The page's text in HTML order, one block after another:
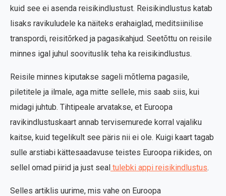
kuid see ei asenda reisikindlustust. Reisikindlustus katab
lisaks ravikuludele ka näiteks erahaiglad, meditsiinilise
transpordi, reisitõrked ja pagasikahjud. Seetõttu on reisile
minnes igal juhul soovituslik teha ka reisikindlustus.
Reisile minnes kiputakse sageli mõtlema pagasile,
piletitele ja ilmale, aga mitte sellele, mis saab siis, kui
midagi juhtub. Tihtipeale arvatakse, et Euroopa
ravikindlustuskaart annab tervisemurede korral vajaliku
kaitse, kuid tegelikult see päris nii ei ole. Kuigi kaart tagab
sulle arstiabi kättesaadavuse teistes Euroopa riikides, on
sellel omad piirid ja just seal tulebki appi reisikindlustus.
Selles artiklis uurime, mis vahe on Euroopa